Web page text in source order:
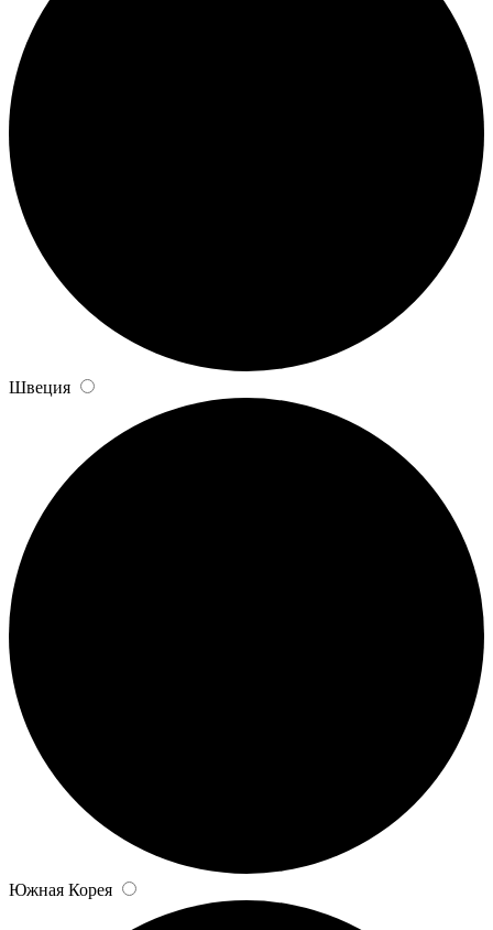
Швеция
Южная Корея